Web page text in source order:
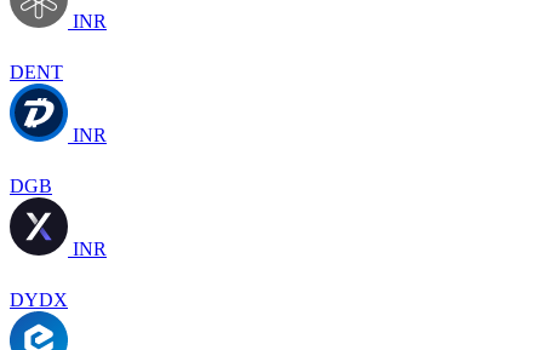
INR
DENT
INR
DGB
INR
DYDX